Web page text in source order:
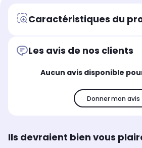
Caractéristiques du
Les avis de nos clients
Aucun avis disponible
Donner mon avis
Ils devraient bien vous